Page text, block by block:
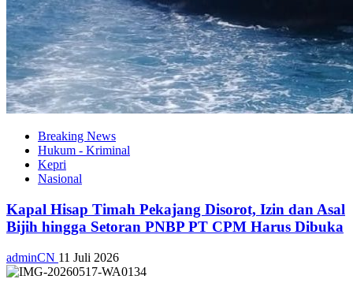
Breaking News
Hukum - Kriminal
Kepri
Nasional
Kapal Hisap Timah Pekajang Disorot, Izin dan Asal
Bijih hingga Setoran PNBP PT CPM Harus Dibuka
adminCN 11 Juli 2026